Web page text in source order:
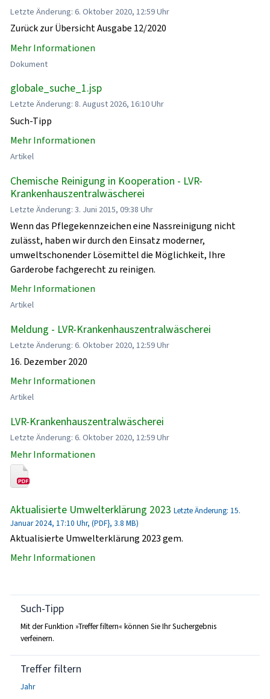
Letzte Änderung: 6. Oktober 2020, 12:59 Uhr
Zurück zur Übersicht Ausgabe 12/2020
Mehr Informationen
Dokument
globale_suche_1.jsp
Letzte Änderung: 8. August 2026, 16:10 Uhr
Such-Tipp
Mehr Informationen
Artikel
Chemische Reinigung in Kooperation - LVR-
Krankenhauszentralwäscherei
Letzte Änderung: 3. Juni 2015, 09:38 Uhr
Wenn das Pflegekennzeichen eine Nassreinigung nicht
zulässt, haben wir durch den Einsatz moderner,
umweltschonender Lösemittel die Möglichkeit, Ihre
Garderobe fachgerecht zu reinigen.
Mehr Informationen
Artikel
Meldung - LVR-Krankenhauszentralwäscherei
Letzte Änderung: 6. Oktober 2020, 12:59 Uhr
16. Dezember 2020
Mehr Informationen
Artikel
LVR-Krankenhauszentralwäscherei
Letzte Änderung: 6. Oktober 2020, 12:59 Uhr
Mehr Informationen
Aktualisierte Umwelterklärung 2023 Letzte Änderung: 15.
Januar 2024, 17:10 Uhr, (PDF}, 3.8 MB)
Aktualisierte Umwelterklärung 2023 gem.
Mehr Informationen
Such-Tipp
Mit der Funktion »Treffer filtern« können Sie Ihr Suchergebnis
verfeinern.
Treffer filtern
Jahr